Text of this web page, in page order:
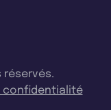
réservés.
confidentialité